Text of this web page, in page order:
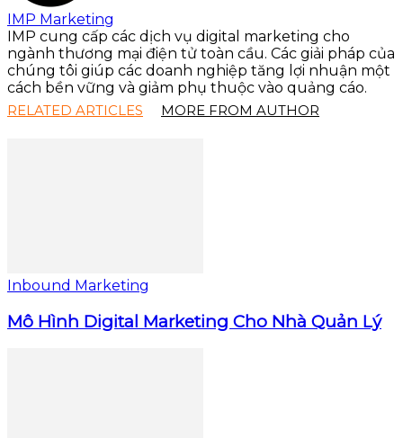
IMP Marketing
IMP cung cấp các dịch vụ digital marketing cho
ngành thương mại điện tử toàn cầu. Các giải pháp của
chúng tôi giúp các doanh nghiệp tăng lợi nhuận một
cách bền vững và giảm phụ thuộc vào quảng cáo.
RELATED ARTICLES
MORE FROM AUTHOR
Inbound Marketing
Mô Hình Digital Marketing Cho Nhà Quản Lý